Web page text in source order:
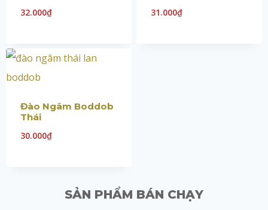
32.000₫
31.000₫
Đào Ngâm Boddob
Thái
30.000₫
SẢN PHẨM BÁN CHẠY